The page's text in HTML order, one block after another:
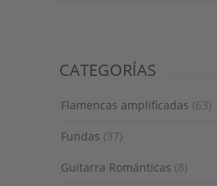
CATEGORÍAS
Flamencas amplificadas (63)
Fundas (37)
Guitarra Románticas (8)